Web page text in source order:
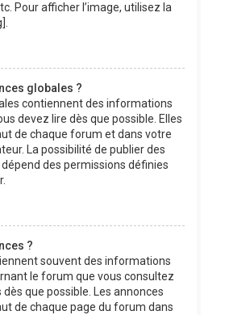
Pour afficher l’image, utilisez la
globales ?
contiennent des informations
devez lire dès que possible. Elles
de chaque forum et dans votre
La possibilité de publier des
des permissions définies
?
souvent des informations
le forum que vous consultez
que possible. Les annonces
de chaque page du forum dans